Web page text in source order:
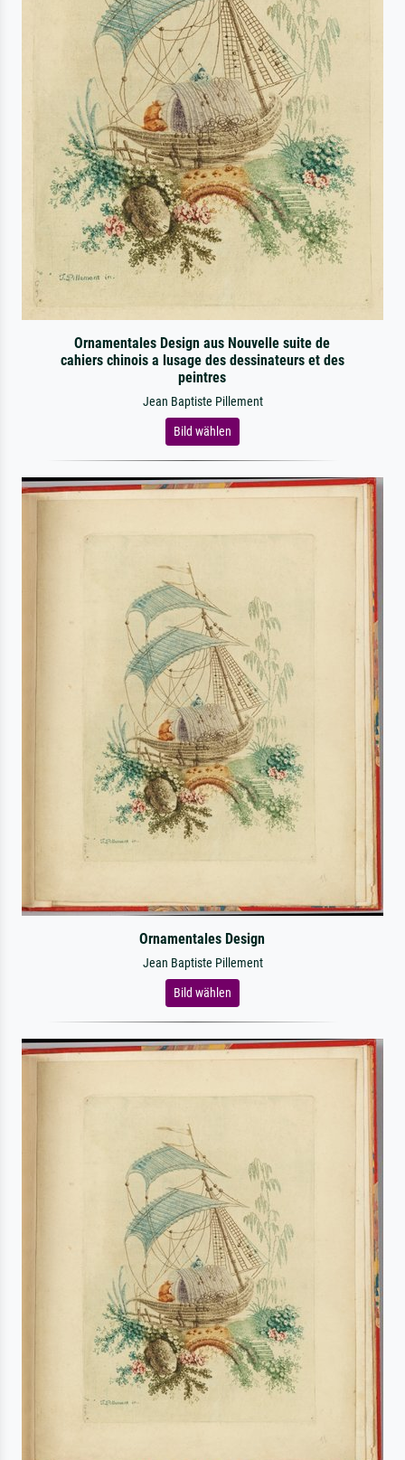
Ornamentales Design aus Nouvelle suite de
cahiers chinois a lusage des dessinateurs et des
peintres
Jean Baptiste Pillement
Bild wählen
Ornamentales Design
Jean Baptiste Pillement
Bild wählen